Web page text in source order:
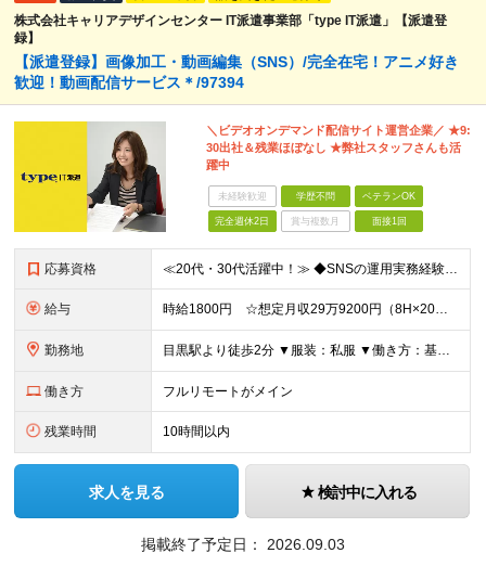
株式会社キャリアデザインセンター IT派遣事業部「type IT派遣」【派遣登
録】
【派遣登録】画像加工・動画編集（SNS）/完全在宅！アニメ好き
歓迎！動画配信サービス＊/97394
＼ビデオオンデマンド配信サイト運営企業／ ★9:
30出社＆残業ほぼなし ★弊社スタッフさんも活
躍中
未経験歓迎 学歴不問 ベテランOK
完全週休2日 賞与複数月 面接1回
応募資格 ≪20代・30代活躍中！≫ ◆SNSの運用実務経験 ◆Photoshop、Illustrator、Premiere Proの使用経験 ◆アニメへの興味関心 ※ブランクがある方やこれまでのご経験に自信
給与 時給1800円 ☆想定月収29万9200円（8H×20日+残業5H） ※交通費全額支給 ※在宅日数に応じて、在宅勤務手当あり
勤務地 目黒駅より徒歩2分 ▼服装：私服 ▼働き方：基本フルリモート ※業務によっては出社頂く可能性もあります ▼受動喫煙対策：屋内原則禁煙（喫煙専用室あり）
働き方 フルリモートがメイン
残業時間 10時間以内
求人を見る 検討中に入れる
掲載終了予定日： 2026.09.03